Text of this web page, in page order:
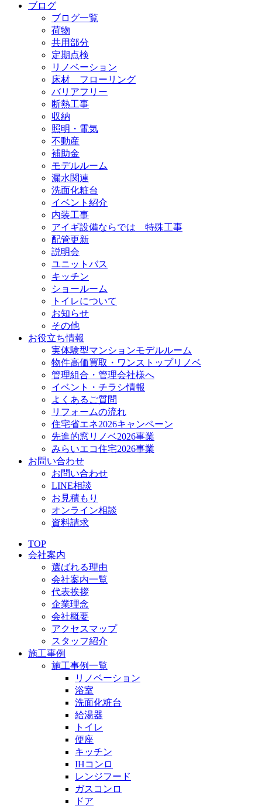
ブログ
ブログ一覧
荷物
共用部分
定期点検
リノベーション
床材 フローリング
バリアフリー
断熱工事
収納
照明・電気
不動産
補助金
モデルルーム
漏水関連
洗面化粧台
イベント紹介
内装工事
アイギ設備ならでは 特殊工事
配管更新
説明会
ユニットバス
キッチン
ショールーム
トイレについて
お知らせ
その他
お役立ち情報
実体験型マンションモデルルーム
物件高価買取・ワンストップリノベ
管理組合・管理会社様へ
イベント・チラシ情報
よくあるご質問
リフォームの流れ
住宅省エネ2026キャンペーン
先進的窓リノベ2026事業
みらいエコ住宅2026事業
お問い合わせ
お問い合わせ
LINE相談
お見積もり
オンライン相談
資料請求
TOP
会社案内
選ばれる理由
会社案内一覧
代表挨拶
企業理念
会社概要
アクセスマップ
スタッフ紹介
施工事例
施工事例一覧
リノベーション
浴室
洗面化粧台
給湯器
トイレ
便座
キッチン
IHコンロ
レンジフード
ガスコンロ
ドア